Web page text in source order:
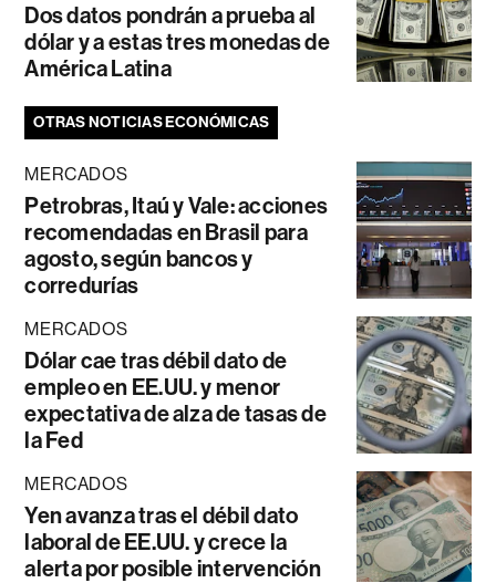
Dos datos pondrán a prueba al
dólar y a estas tres monedas de
América Latina
OTRAS NOTICIAS ECONÓMICAS
MERCADOS
Petrobras, Itaú y Vale: acciones
recomendadas en Brasil para
agosto, según bancos y
corredurías
MERCADOS
Dólar cae tras débil dato de
empleo en EE.UU. y menor
expectativa de alza de tasas de
la Fed
MERCADOS
Yen avanza tras el débil dato
laboral de EE.UU. y crece la
alerta por posible intervención